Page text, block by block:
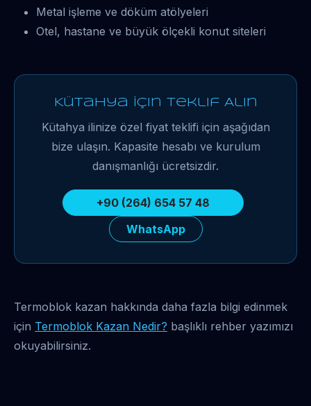
Metal işleme ve döküm atölyeleri
Otel, hastane ve büyük ölçekli konut siteleri
Kütahya İçin Teklif Alın
Kütahya ilinize özel fiyat teklifi için aşağıdan
bize ulaşın. Kapasite hesabı ve kurulum
danışmanlığı ücretsizdir.
+90 (264) 654 57 48
WhatsApp
Termoblok kazan hakkında daha fazla bilgi edinmek
için Termoblok Kazan Nedir? başlıklı rehber yazımızı
okuyabilirsiniz.